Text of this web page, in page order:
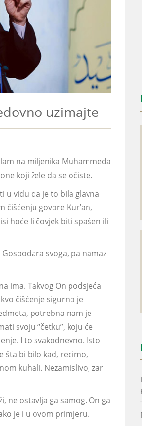
uzimajte
na miljenika Muhammeda
koji žele da se očiste.
u vidu da je to bila glavna
čišćenju govore Kur’an,
hoće li čovjek biti spašen ili
svoga, pa namaz
ima. Takvog On podsjeća
čišćenje sigurno je
potrebna nam je
svoju “četku”, koju će
I to svakodnevno. Isto
šta bi bilo kad, recimo,
kuhali. Nezamislivo, zar
ne ostavlja ga samog. On ga
je i u ovom primjeru.